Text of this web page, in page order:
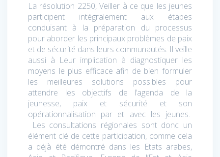
La résolution 2250, Veiller à ce que les jeunes
participent intégralement aux étapes
conduisant à la préparation du processus
pour aborder les principaux problèmes de paix
et de sécurité dans leurs communautés. Il veille
aussi à Leur implication à diagnostiquer les
moyens le plus efficace afin de bien formuler
les meilleures solutions possibles pour
attendre les objectifs de l’agenda de la
jeunesse, paix et sécurité et son
opérationnalisation par et avec les jeunes.
Les consultations régionales sont donc un
élément clé de cette participation, comme cela
a déjà été démontré dans les Etats arabes,